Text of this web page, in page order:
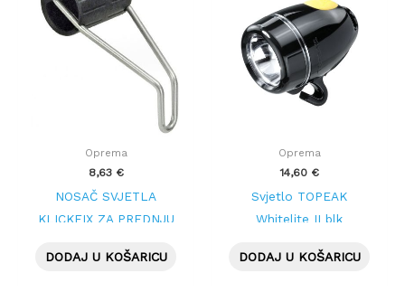
Oprema
8,63 €
NOSAČ SVJETLA
KLICKFIX ZA PREDNJU
DODAJ U KOŠARICU
Oprema
14,60 €
Svjetlo TOPEAK
Whitelite II blk
DODAJ U KOŠARICU